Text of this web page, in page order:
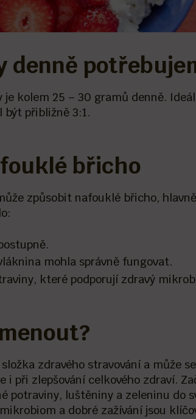
denně
je kolem 25 – 30 gramů denně.
být přibližně 3:1.
břicho
způsobit nafouklé břicho,
mohla správně fungovat.
které podporují zdravý
zdravého stravování a může
i při zlepšování celkového zdraví.
potraviny, luštěniny a zeleninu do
a dobré zažívání jsou